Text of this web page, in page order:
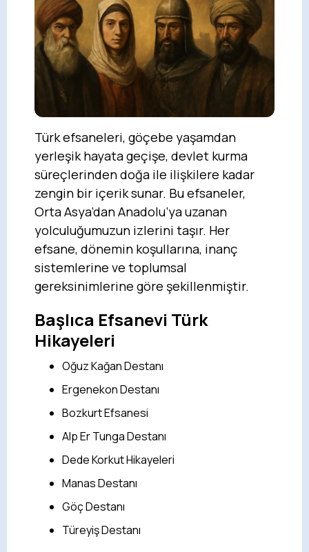
Türk efsaneleri, göçebe yaşamdan
yerleşik hayata geçişe, devlet kurma
süreçlerinden doğa ile ilişkilere kadar
zengin bir içerik sunar. Bu efsaneler,
Orta Asya’dan Anadolu’ya uzanan
yolculuğumuzun izlerini taşır. Her
efsane, dönemin koşullarına, inanç
sistemlerine ve toplumsal
gereksinimlerine göre şekillenmiştir.
Başlıca Efsanevi Türk
Hikayeleri
Oğuz Kağan Destanı
Ergenekon Destanı
Bozkurt Efsanesi
Alp Er Tunga Destanı
Dede Korkut Hikayeleri
Manas Destanı
Göç Destanı
Türeyiş Destanı